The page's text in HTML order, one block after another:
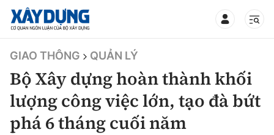
TIN BỘ XÂY DỰNG
CHUYÊN MỤC
GIAO THÔNG QUẢN LÝ
Bộ Xây dựng hoàn thành khối
lượng công việc lớn, tạo đà bứt
phá 6 tháng cuối năm